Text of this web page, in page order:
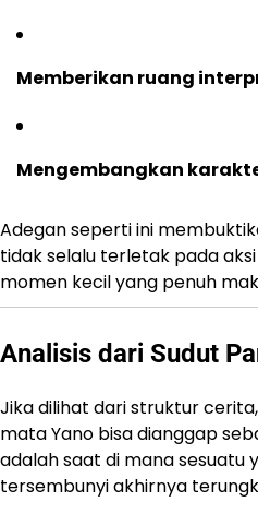
Memberikan ruang
Mengembangkan
Adegan seperti ini
tidak selalu terletak pada
momen kecil yang penuh
Analisis dari Sudut
Jika dilihat dari struktur
mata Yano bisa dianggap
adalah saat di mana sesuatu
tersembunyi akhirnya